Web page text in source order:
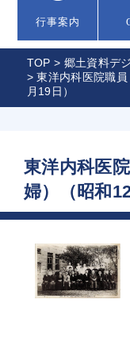
行事案内
TOP > 郷土資料デ
> 東洋内科医院職
月19日）
東洋内科医
婦）（昭和